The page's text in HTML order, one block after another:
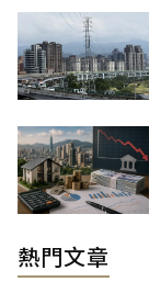
熱門文章